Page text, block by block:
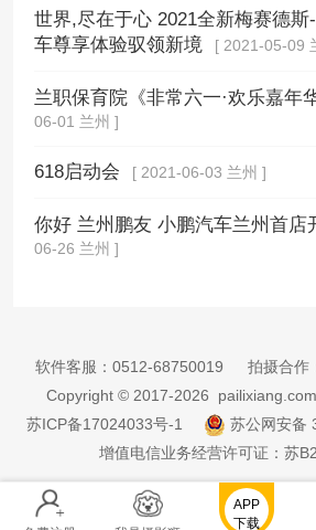
世界,尽在于心 2021全新梅赛德斯
车尊享体验驭领新境
[ 2021-05-09
兰职保育院《非常六一·欢乐嘉年
06-01 兰州 ]
618启动会 [ 2021-06-03 兰州 ]
你好 兰州鹏友 小鹏汽车兰州首店
06-26 兰州 ]
软件客服： 0512-68750019 拍摄合作
Copyright © 2017-2026
苏ICP备17024033号-1
苏公网安备
增值电信业务经营许可证：苏
APP
下载